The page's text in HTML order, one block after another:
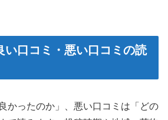
い口コミ・悪い口コミの読
かったのか」、悪い口コミは「どの